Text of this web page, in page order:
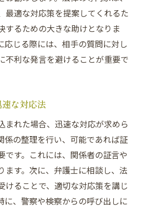
リスクを最小限にする
切な対応方法
初期対応で避けるべき行動
活用が解決の鍵となる
ルから学ぶこと
向けた具体的な行動
び出しに備える
び出しを受けたらどうする？
備えた法律相談の重要性
ルでの警察対応の流れ
最適な対応策を提案してくれるた
するための大きな助けとなりま
応じる際には、相手の質問に対し
不利な発言を避けることが重要で
な対応法
まれた場合、迅速な対応が求めら
係の整理を行い、可能であれば証
です。これには、関係者の証言や
ます。次に、弁護士に相談し、法
けることで、適切な対応策を講じ
に、警察や検察からの呼び出しに